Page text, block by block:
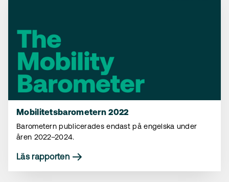
Mobilitetsbarometern 2022
Barometern publicerades endast på engelska under
åren 2022–2024.
Läs rapporten